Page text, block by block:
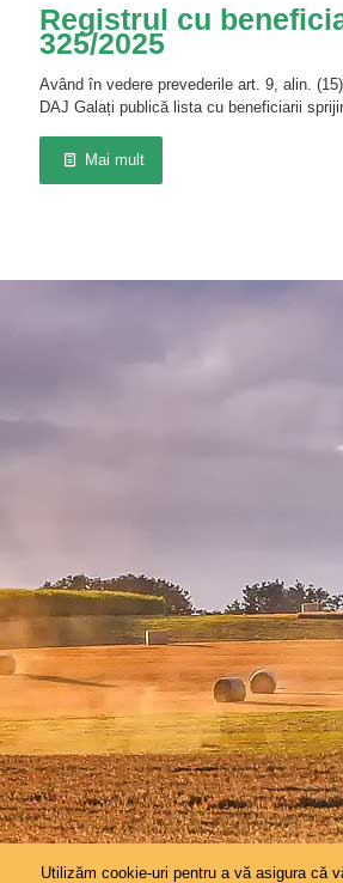
Registrul cu
325/2025
Având în vedere prevederile art. 9, alin.
DAJ Galați publică lista cu beneficiarii
Mai mult
Utilizăm cookie-uri pentru a vă asigura că